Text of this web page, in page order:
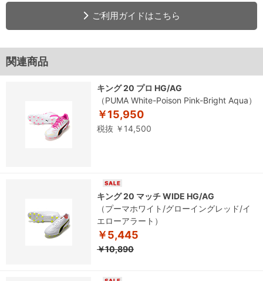
ご利用ガイドはこちら
関連商品
キング 20 プロ HG/AG
（PUMA White-Poison Pink-Bright Aqua）
￥15,950
税抜 ￥14,500
キング 20 マッチ WIDE HG/AG
（プーマホワイト/グローイングレッド/イ
エローアラート）
￥5,445
￥10,890